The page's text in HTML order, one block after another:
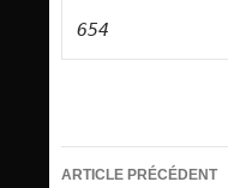
654
Navigation
ARTICLE PRÉCÉDENT